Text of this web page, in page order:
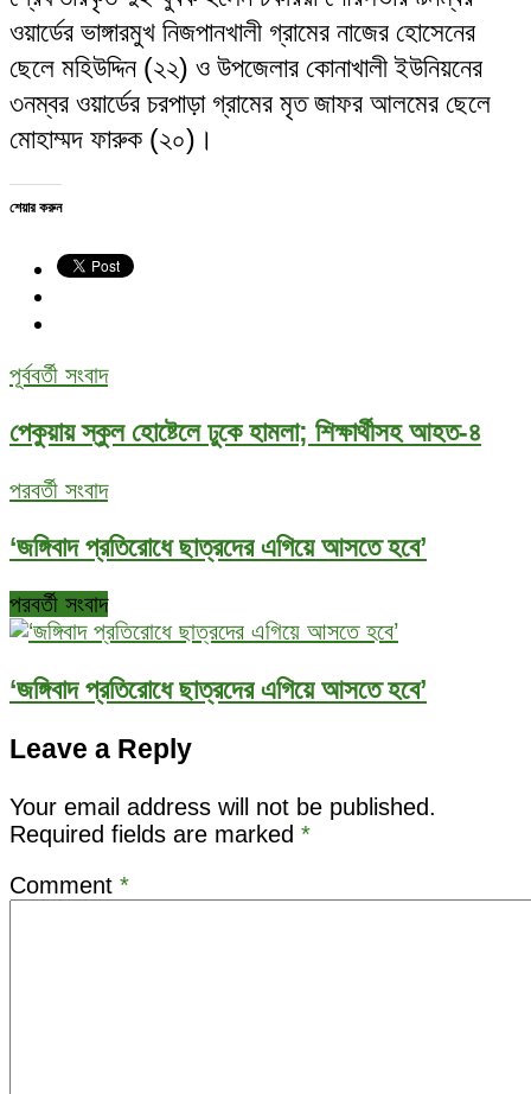
ওয়ার্ডের ভাঙ্গারমুখ নিজপানখালী গ্রামের নাজের হোসেনের
ছেলে মহিউদ্দিন (২২) ও উপজেলার কোনাখালী ইউনিয়নের
৩নম্বর ওয়ার্ডের চরপাড়া গ্রামের মৃত জাফর আলমের ছেলে
মোহাম্মদ ফারুক (২০)।
শেয়ার করুন
পূর্ববর্তী সংবাদ
পেকুয়ায় স্কুল হোষ্টেলে ঢুকে হামলা; শিক্ষার্থীসহ আহত-৪
পরবর্তী সংবাদ
‘জঙ্গিবাদ প্রতিরোধে ছাত্রদের এগিয়ে আসতে হবে’
পরবর্তী সংবাদ
‘জঙ্গিবাদ প্রতিরোধে ছাত্রদের এগিয়ে আসতে হবে’
Leave a Reply
Your email address will not be published.
Required fields are marked *
Comment *